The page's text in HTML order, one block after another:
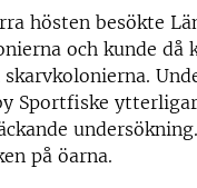
hösten besökte
och kunde då
Sportfiske
på öarna.